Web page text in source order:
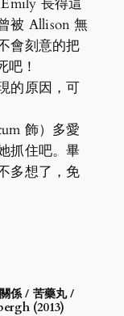
長得這
被 Allison 無
會刻意的把
！
的原因，可
飾）多愛
抓住吧。畢
多想了，免
係 / 苦藥丸 /
(2013)